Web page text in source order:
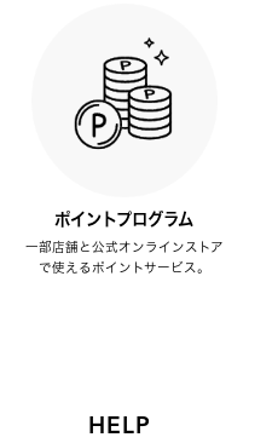
ポイントプログラム
一部店舗と公式オンラインストア
で使えるポイントサービス。
HELP